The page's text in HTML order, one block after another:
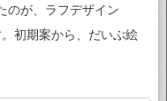
が、ラフデザイン
初期案から、だいぶ絵